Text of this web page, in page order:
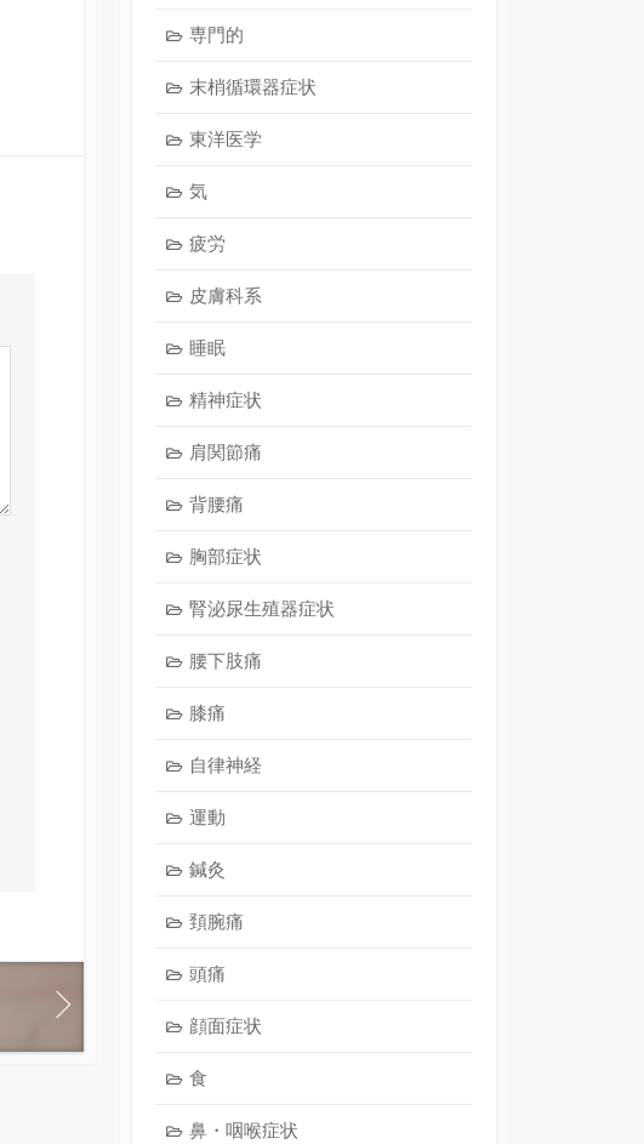
専門的
末梢循環器症状
東洋医学
気
疲労
皮膚科系
睡眠
精神症状
肩関節痛
背腰痛
胸部症状
腎泌尿生殖器症状
腰下肢痛
膝痛
自律神経
運動
鍼灸
頚腕痛
頭痛
顔面症状
食
鼻・咽喉症状